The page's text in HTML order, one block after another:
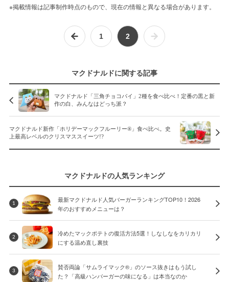
※掲載情報は記事制作時点のもので、現在の情報と異なる場合があります。
1 2
マクドナルドに関する記事
マクドナルド「三角チョコパイ」2種を食べ比べ！定番の黒と新
作の白、みんなはどっち派？
マクドナルド新作「ホリデーマックフルーリー®」食べ比べ。史
上最高レベルのクリスマススイーツ!?
マクドナルドの人気ランキング
1
最新マクドナルド人気バーガーランキングTOP10！2026
年のおすすめメニューは？
2
冷めたマックポテトの復活方法5選！しなしなをカリカリ
にする温め直し裏技
3
賛否両論「サムライマック®」のソース抜きはもう試し
た？「高級ハンバーガーの味になる」は本当なのか